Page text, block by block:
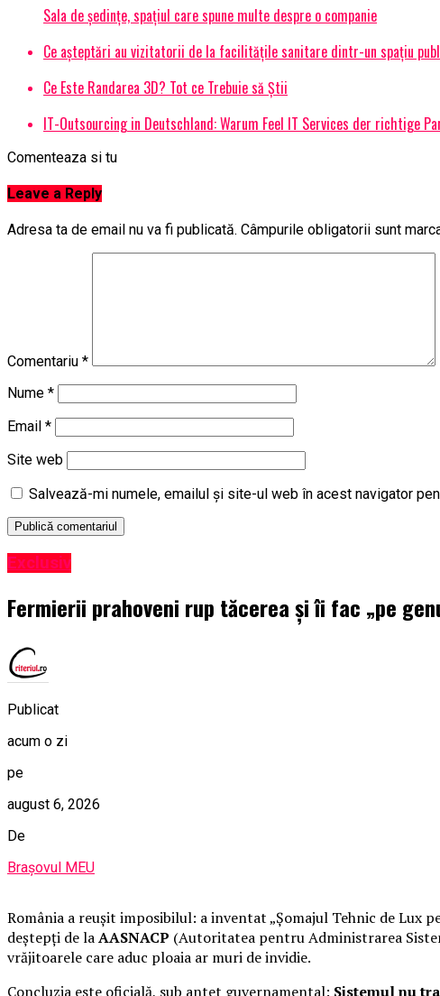
Sala de ședințe, spațiul care spune multe despre o companie
Ce așteptări au vizitatorii de la facilitățile sanitare dintr-un spațiu
Ce Este Randarea 3D? Tot ce Trebuie să Știi
IT-Outsourcing in Deutschland: Warum Feel IT Services der richtige
Comenteaza si tu
Leave a Reply
Adresa ta de email nu va fi publicată. Câmpurile obligatorii sunt
Comentariu *
Nume *
Email *
Site web
Salvează-mi numele, emailul și site-ul web în acest navigator
Exclusiv
Fermierii prahoveni rup tăcerea și îi fac „pe
Publicat
acum o zi
pe
august 6, 2026
De
Brașovul MEU
România a reușit imposibilul: a inventat „Șomajul Tehnic de Lux
deștepți de laAASNACP (Autoritatea pentru Administrarea
vrăjitoarele care aduc ploaia ar muri de invidie.
Concluzia este oficială, sub antet guvernamental: Sistemul nu